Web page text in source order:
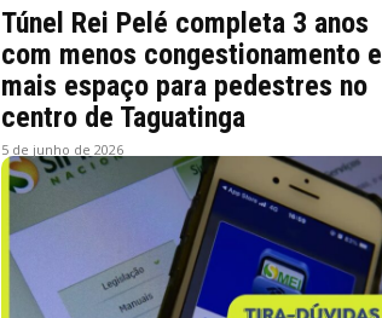
Túnel Rei Pelé completa 3 anos
com menos congestionamento e
mais espaço para pedestres no
centro de Taguatinga
5 de junho de 2026